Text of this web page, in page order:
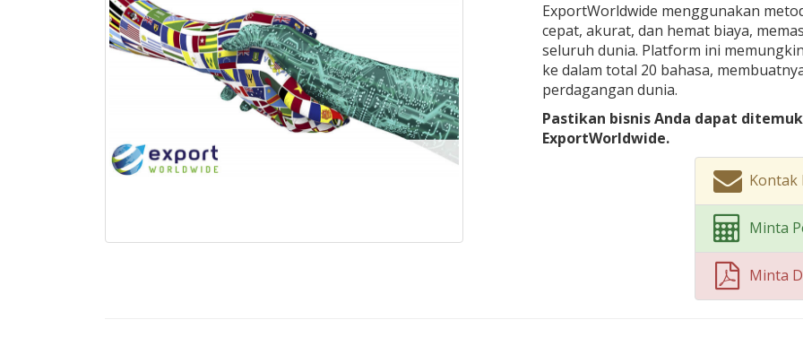
ExportWorldwide menggunakan
cepat, akurat, dan hemat biaya,
seluruh dunia. Platform ini
ke dalam total 20 bahasa,
perdagangan dunia.
Pastikan bisnis Anda dapat
ExportWorldwide.
Kontak
Minta
Minta